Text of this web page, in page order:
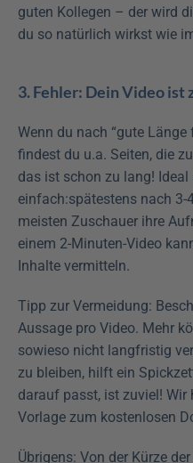
guten Kollegen – der wird
du so natürlich wirkst wie
3. Fehler: Dein Video ist
Wenn du nach “gute
findest du u.a. Seiten, die
das ist schon zu lang! Ideal
einfach:spätestens nach 3-
meisten Zuschauer ihre
einem 2-Minuten-Video
Inhalte vermitteln.
Tipp zur Vermeidung:
Aussage pro Video. Mehr
sowieso nicht langfristig
zu bleiben, hilft ein
darauf passt, ist zuviel! Wir
Vorlage zum kostenlosen
Übrigens: Von der Kürze